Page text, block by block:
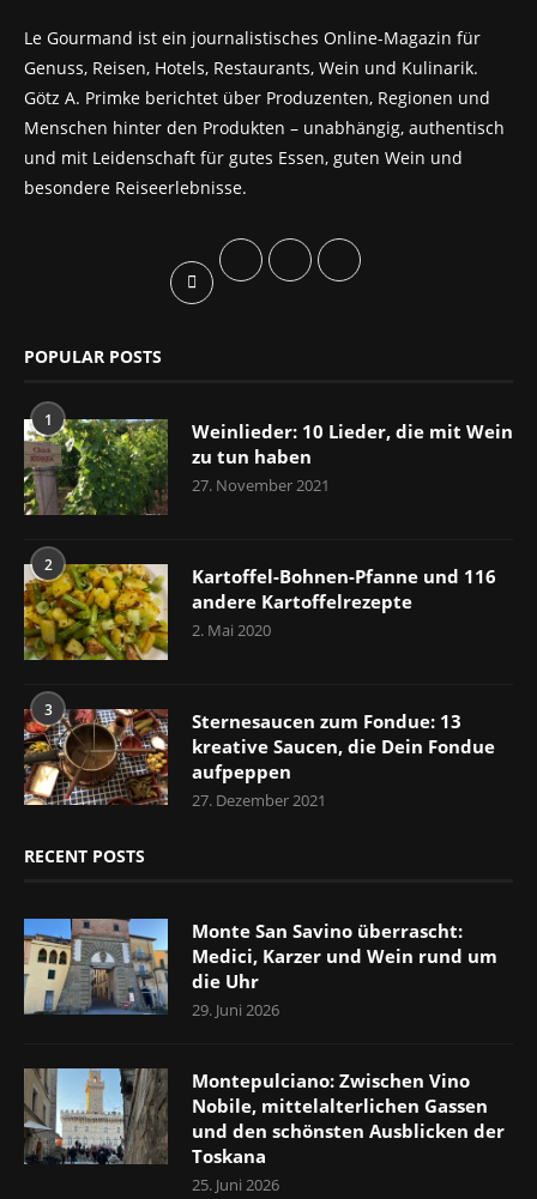
Le Gourmand ist ein journalistisches Online-Magazin für
Genuss, Reisen, Hotels, Restaurants, Wein und Kulinarik.
Götz A. Primke berichtet über Produzenten, Regionen und
Menschen hinter den Produkten – unabhängig, authentisch
und mit Leidenschaft für gutes Essen, guten Wein und
besondere Reiseerlebnisse.
POPULAR POSTS
1
Weinlieder: 10 Lieder, die mit Wein
zu tun haben
27. November 2021
2
Kartoffel-Bohnen-Pfanne und 116
andere Kartoffelrezepte
2. Mai 2020
3
Sternesaucen zum Fondue: 13
kreative Saucen, die Dein Fondue
aufpeppen
27. Dezember 2021
RECENT POSTS
Monte San Savino überrascht:
Medici, Karzer und Wein rund um
die Uhr
29. Juni 2026
Montepulciano: Zwischen Vino
Nobile, mittelalterlichen Gassen
und den schönsten Ausblicken der
Toskana
25. Juni 2026